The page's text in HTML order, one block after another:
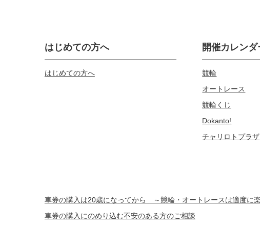
はじめての方へ
はじめての方へ
開催カレンダ
競輪
オートレース
競輪くじ
Dokanto!
チャリロトプラザ
車券の購入は20歳になってから ～競輪・オートレースは適度に
車券の購入にのめり込む不安のある方のご相談